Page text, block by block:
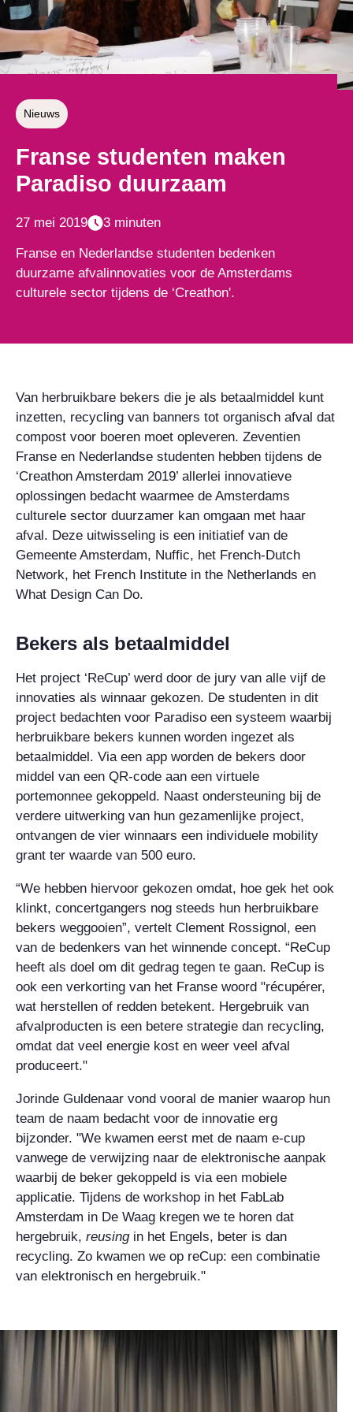
Nieuws
Franse studenten maken
Paradiso duurzaam
27 mei 2019 3 minuten
Franse en Nederlandse studenten bedenken
duurzame afvalinnovaties voor de Amsterdams
culturele sector tijdens de ‘Creathon'.
Van herbruikbare bekers die je als betaalmiddel kunt
inzetten, recycling van banners tot organisch afval dat
compost voor boeren moet opleveren. Zeventien
Franse en Nederlandse studenten hebben tijdens de
‘Creathon Amsterdam 2019’ allerlei innovatieve
oplossingen bedacht waarmee de Amsterdams
culturele sector duurzamer kan omgaan met haar
afval. Deze uitwisseling is een initiatief van de
Gemeente Amsterdam, Nuffic, het French-Dutch
Network, het French Institute in the Netherlands en
What Design Can Do.
Bekers als betaalmiddel
Het project ‘ReCup’ werd door de jury van alle vijf de
innovaties als winnaar gekozen. De studenten in dit
project bedachten voor Paradiso een systeem waarbij
herbruikbare bekers kunnen worden ingezet als
betaalmiddel. Via een app worden de bekers door
middel van een QR-code aan een virtuele
portemonnee gekoppeld. Naast ondersteuning bij de
verdere uitwerking van hun gezamenlijke project,
ontvangen de vier winnaars een individuele mobility
grant ter waarde van 500 euro.
“We hebben hiervoor gekozen omdat, hoe gek het ook
klinkt, concertgangers nog steeds hun herbruikbare
bekers weggooien”, vertelt Clement Rossignol, een
van de bedenkers van het winnende concept. “ReCup
heeft als doel om dit gedrag tegen te gaan. ReCup is
ook een verkorting van het Franse woord "récupérer,
wat herstellen of redden betekent. Hergebruik van
afvalproducten is een betere strategie dan recycling,
omdat dat veel energie kost en weer veel afval
produceert."
Jorinde Guldenaar vond vooral de manier waarop hun
team de naam bedacht voor de innovatie erg
bijzonder. "We kwamen eerst met de naam e-cup
vanwege de verwijzing naar de elektronische aanpak
waarbij de beker gekoppeld is via een mobiele
applicatie. Tijdens de workshop in het FabLab
Amsterdam in De Waag kregen we te horen dat
hergebruik, reusingin het Engels, beter is dan
recycling. Zo kwamen we op reCup: een combinatie
van elektronisch en hergebruik."